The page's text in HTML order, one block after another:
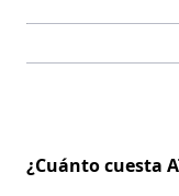
¿Cuánto cuesta